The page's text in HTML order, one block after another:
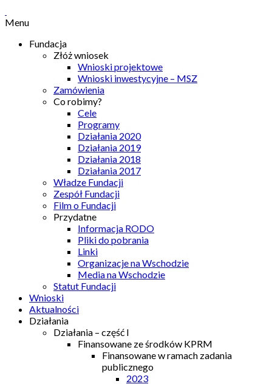
Menu
Fundacja
Złóż wniosek
Wnioski projektowe
Wnioski inwestycyjne – MSZ
Zamówienia
Co robimy?
Cele
Programy
Działania 2020
Działania 2019
Działania 2018
Działania 2017
Władze Fundacji
Zespół Fundacji
Film o Fundacji
Przydatne
Informacja RODO
Pliki do pobrania
Linki
Organizacje na Wschodzie
Media na Wschodzie
Statut Fundacji
Wnioski
Aktualności
Działania
Działania – część I
Finansowane ze środków KPRM
Finansowane w ramach zadania
publicznego
2023